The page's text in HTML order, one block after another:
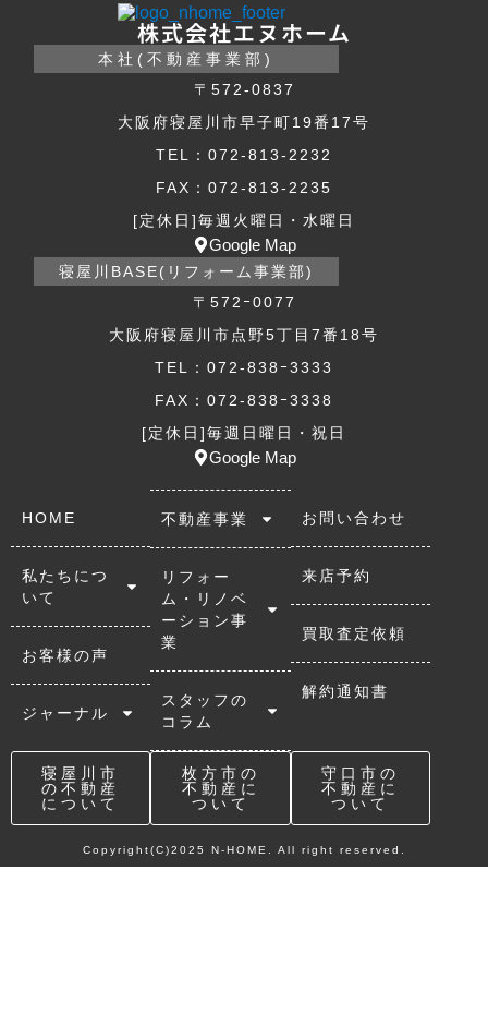
株式会社エヌホーム
本社(不動産事業部)
〒572-0837
大阪府寝屋川市早子町19番17号
TEL：072-813-2232
FAX：072-813-2235
[定休日]毎週火曜日・水曜日
Google Map
寝屋川BASE(リフォーム事業部)
〒572ｰ0077
大阪府寝屋川市点野5丁目7番18号
TEL：072-838ｰ3333
FAX：072-838ｰ3338
[定休日]毎週日曜日・祝日
Google Map
HOME
私たちにつ
いて
お客様の声
ジャーナル
不動産事業
リフォー
ム・リノベ
ーション事
業
スタッフの
コラム
お問い合わせ
来店予約
買取査定依頼
解約通知書
寝屋川市
の不動産
について
枚方市の
不動産に
ついて
守口市の
不動産に
ついて
Copyright(C)2025 N-HOME. All right reserved.